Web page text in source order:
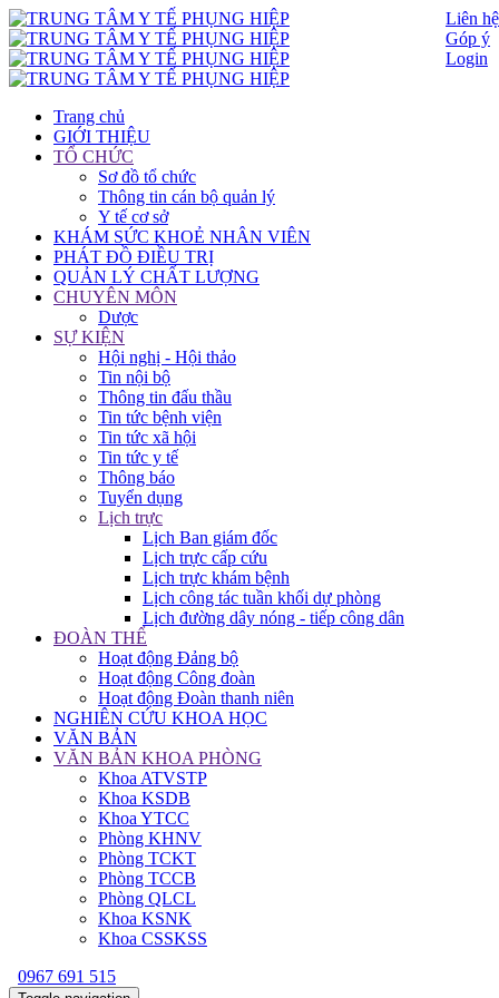
Liên hệ
Góp ý
Login
Trang chủ
GIỚI THIỆU
TỔ CHỨC
Sơ đồ tổ chức
Thông tin cán bộ quản lý
Y tế cơ sở
KHÁM SỨC KHOẺ NHÂN VIÊN
PHÁT ĐỒ ĐIỀU TRỊ
QUẢN LÝ CHẤT LƯỢNG
CHUYÊN MÔN
Dược
SỰ KIỆN
Hội nghị - Hội thảo
Tin nội bộ
Thông tin đấu thầu
Tin tức bệnh viện
Tin tức xã hội
Tin tức y tế
Thông báo
Tuyển dụng
Lịch trực
Lịch Ban giám đốc
Lịch trực cấp cứu
Lịch trực khám bệnh
Lịch công tác tuần khối dự phòng
Lịch đường dây nóng - tiếp công dân
ĐOÀN THỂ
Hoạt động Đảng bộ
Hoạt động Công đoàn
Hoạt động Đoàn thanh niên
NGHIÊN CỨU KHOA HỌC
VĂN BẢN
VĂN BẢN KHOA PHÒNG
Khoa ATVSTP
Khoa KSDB
Khoa YTCC
Phòng KHNV
Phòng TCKT
Phòng TCCB
Phòng QLCL
Khoa KSNK
Khoa CSSKSS
0967 691 515